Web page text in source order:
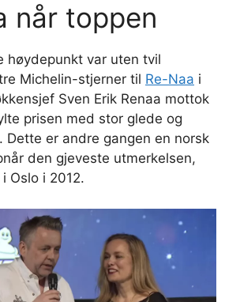
når toppen
høydepunkt var uten tvil
Michelin-stjerner til Re-Naa i
Sven Erik Renaa mottok
prisen med stor glede og
Dette er andre gangen en norsk
den gjeveste utmerkelsen,
Oslo i 2012.